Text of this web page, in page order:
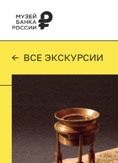
← ВСЕ ЭКСКУРСИИ